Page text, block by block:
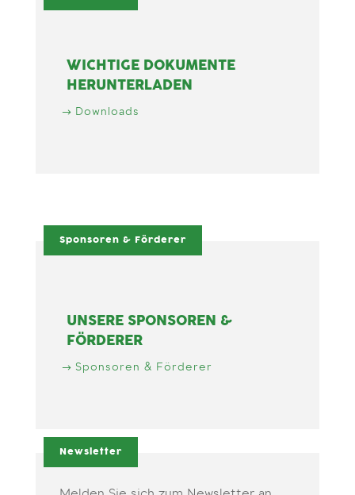
WICHTIGE DOKUMENTE
HERUNTERLADEN
Downloads
Sponsoren & Förderer
UNSERE SPONSOREN &
FÖRDERER
Sponsoren & Förderer
Newsletter